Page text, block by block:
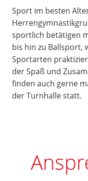
Sport im besten
sportlich betätigen
bis hin zu Ballsport,
Sportarten
der Spaß und
finden auch gerne
der Turnhalle statt.